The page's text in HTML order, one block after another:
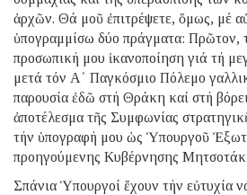
ἀρχῶν. Θά μοῦ ἐπιτρέψετε, ὅμως, μέ
ὑπογραμμίσω δύο πράγματα: Πρῶτον,
προσωπική μου ἱκανοποίηση γιά τή
μετά τόν Α΄ Παγκόσμιο Πόλεμο
παρουσία ἐδῶ στή Θράκη καί στή
ἀποτέλεσμα τῆς Συμφωνίας
τήν ὑπογραφή μου ὡς Ὑπουργοῦ
προηγούμενης Κυβέρνησης
Σπάνια Ὑπουργοί ἔχουν τήν εὐτυχία